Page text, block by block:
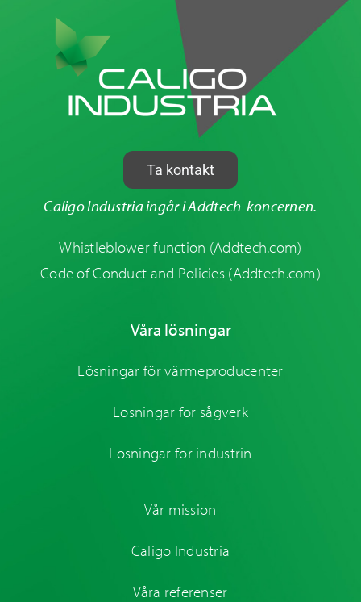
Ta kontakt
Caligo Industria ingår i Addtech-koncernen.
Whistleblower function (Addtech.com)
Code of Conduct and Policies (Addtech.com)
Våra lösningar
Lösningar för värmeproducenter
Lösningar för sågverk
Lösningar för industrin
Vår mission
Caligo Industria
Våra referenser